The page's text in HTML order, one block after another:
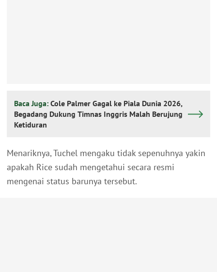
Baca Juga: Cole Palmer Gagal ke Piala Dunia 2026,
Begadang Dukung Timnas Inggris Malah Berujung
Ketiduran
Menariknya, Tuchel mengaku tidak sepenuhnya yakin
apakah Rice sudah mengetahui secara resmi
mengenai status barunya tersebut.